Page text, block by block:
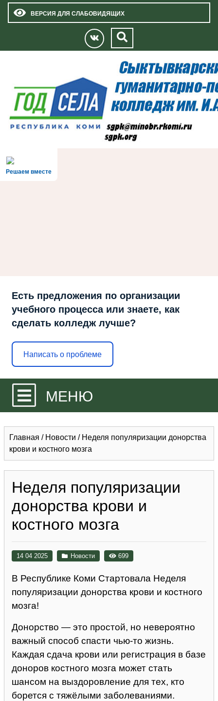
ВЕРСИЯ ДЛЯ СЛАБОВИДЯЩИХ
Решаем вместе
Есть предложения по организации
учебного процесса или знаете, как
сделать колледж лучше?
Написать о проблеме
МЕНЮ
Главная / Новости / Неделя популяризации донорства
крови и костного мозга
Неделя популяризации
донорства крови и
костного мозга
14 04 2025 Новости 699
В Республике Коми Стартовала Неделя
популяризации донорства крови и костного
мозга!
Донорство — это простой, но невероятно
важный способ спасти чью-то жизнь.
Каждая сдача крови или регистрация в базе
доноров костного мозга может стать
шансом на выздоровление для тех, кто
борется с тяжёлыми заболеваниями.